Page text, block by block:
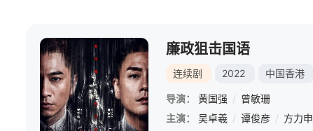
廉政狙击国语
连续剧 2022 中国香港
导演： 黄国强 / 曾敏珊
主演：
吴卓羲 / 谭俊彦 / 方力申